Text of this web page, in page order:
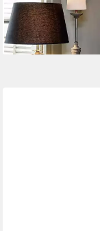
Caylus weiß/braun
74,95 €
lieferbar - in 5-6